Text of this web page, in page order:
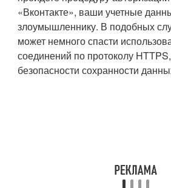
«Вконтакте», ваши учетные
злоумышленнику. В подобных
может немного спасти
соединений по протоколу
безопасности сохранности